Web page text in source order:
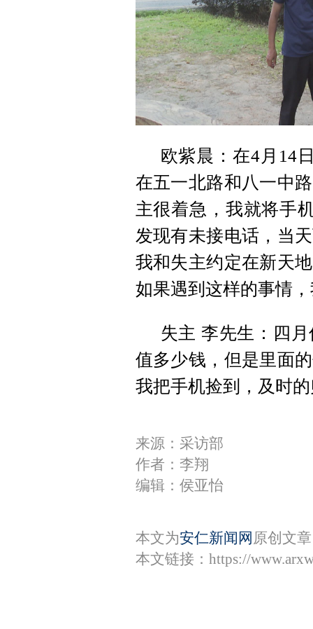
欧紫晨：在4月14
在五一北路和八一中
主很着急，我就将手
发现有未接电话，当
我和失主约定在新天
如果遇到这样的事情
失主 李先生：四
值多少钱，但是里面
我把手机捡到，及时
来源：采访部
作者：李翔
编辑：侯亚怡
本文为安仁新闻网 原创文
本文链接： https://